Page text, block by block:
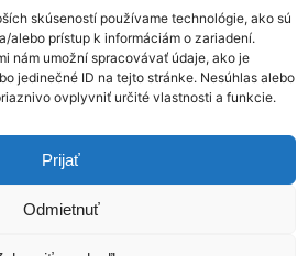
skúseností používame technológie, ako sú
alebo prístup k informáciám o zariadení.
nám umožní spracovávať údaje, ako je
jedinečné ID na tejto stránke. Nesúhlas alebo
ovplyvniť určité vlastnosti a funkcie.
Prijať
Odmietnuť
darčekovými predmetmi –
Lamba.sk